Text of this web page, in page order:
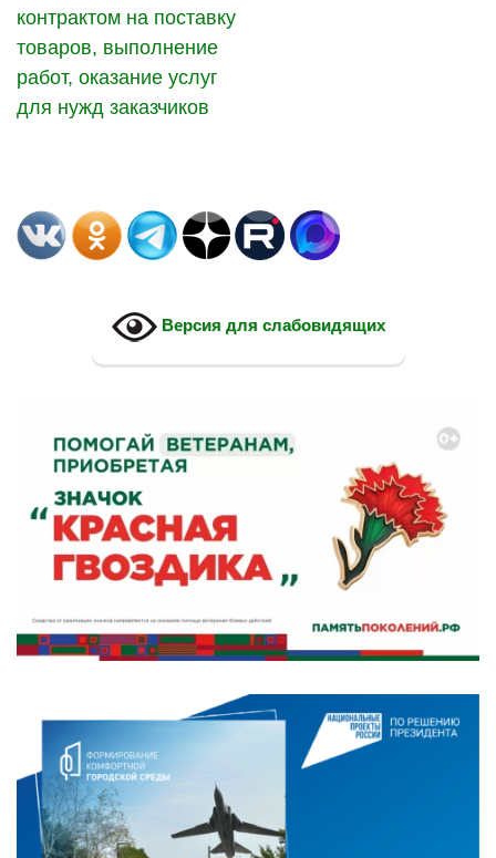
контрактом на поставку
товаров, выполнение
работ, оказание услуг
для нужд заказчиков
Версия для слабовидящих